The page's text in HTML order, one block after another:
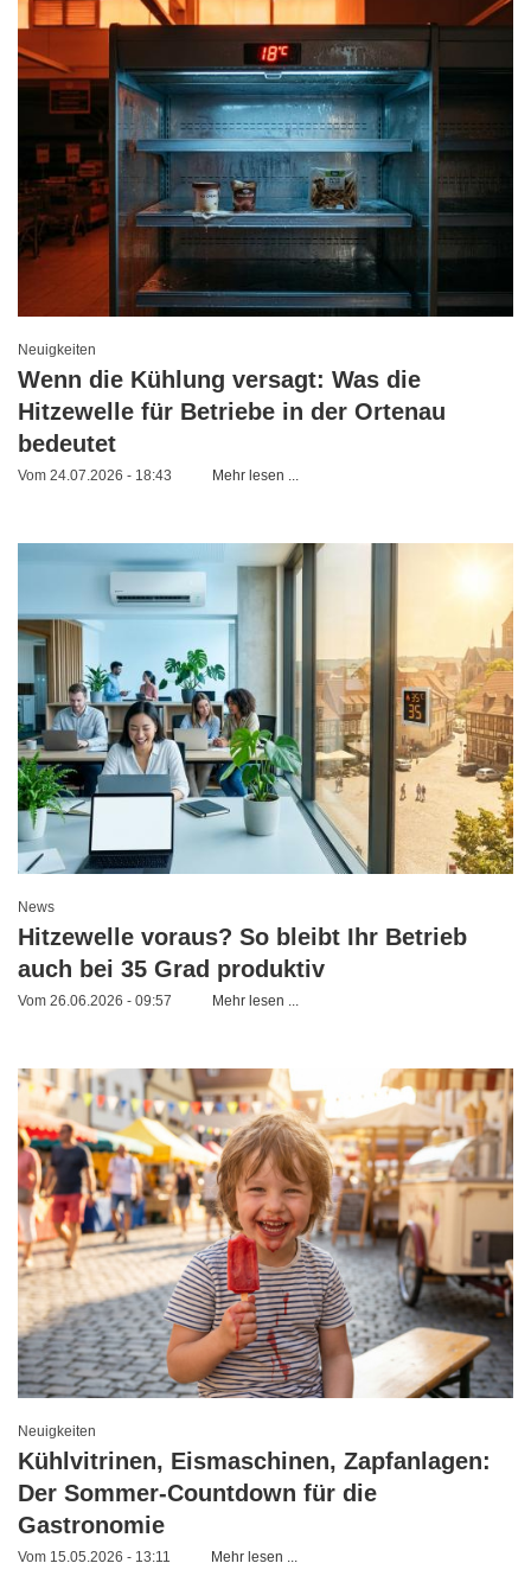
Neuigkeiten
Wenn die Kühlung versagt: Was die
Hitzewelle für Betriebe in der Ortenau
bedeutet
Vom 24.07.2026 - 18:43 Mehr lesen ...
News
Hitzewelle voraus? So bleibt Ihr Betrieb
auch bei 35 Grad produktiv
Vom 26.06.2026 - 09:57 Mehr lesen ...
Neuigkeiten
Kühlvitrinen, Eismaschinen, Zapfanlagen:
Der Sommer-Countdown für die
Gastronomie
Vom 15.05.2026 - 13:11 Mehr lesen ...